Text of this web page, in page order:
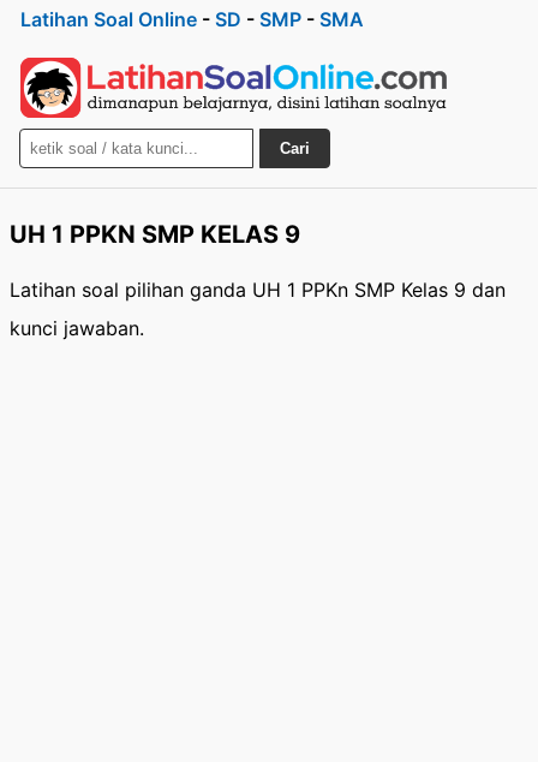
Latihan Soal Online - SD - SMP - SMA
Cari
UH 1 PPKN SMP KELAS 9
Latihan soal pilihan ganda UH 1 PPKn SMP Kelas 9 dan
kunci jawaban.